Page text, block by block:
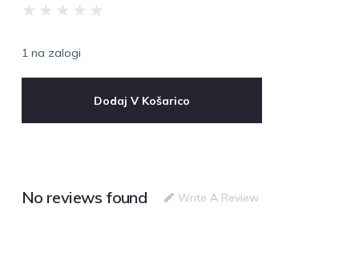
★ ★ ★ ★ ★
1 na zalogi
Dodaj V Košarico
No reviews found Write A Review